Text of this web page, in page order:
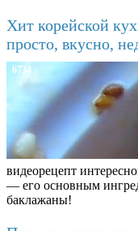
Хит корейской
просто, вкусно,
6734
видеорецепт
— его основным
баклажаны!